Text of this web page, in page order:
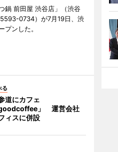
鍋 前田屋 渋谷店」（渋谷
0734）が7月19日、渋
プンした。
る
道にカフェ
goodcoffee」 運営会社
ィスに併設